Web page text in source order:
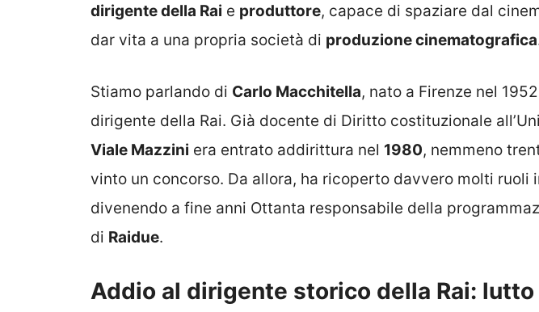
dirigente della Rai e produttore, capace di spaziare dal
dar vita a una propria società di produzione cinematografica
Stiamo parlando di Carlo Macchitella, nato a Firenze nel
dirigente della Rai. Già docente di Diritto costituzionale
Viale Mazzini era entrato addirittura nel 1980, nemmeno
vinto un concorso. Da allora, ha ricoperto davvero molti ruoli
divenendo a fine anni Ottanta responsabile della
di Raidue.
Addio al dirigente storico della Rai: lutto